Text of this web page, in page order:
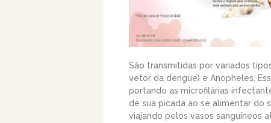
São transmitidas por variados
vetor da dengue) e Anopheles.
portando as microfilárias
de sua picada ao se alimentar do
viajando pelos vasos sanguíneos